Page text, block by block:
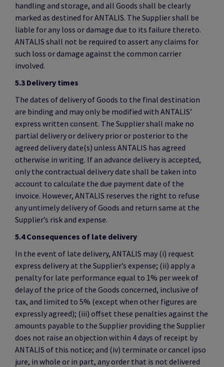
handling and storage, and all Goods shall be clearly
marked as destined for ANTALIS. The Supplier shall be
liable for any loss or damage due to its failure thereto.
ANTALIS shall not be required to assert any claims for
such loss or damage against the common carrier
involved.
5.3 Delivery times
The dates of delivery of Goods to the final destination
are binding and may only be modified with ANTALIS’
express written consent. The Supplier shall make no
partial delivery or delivery prior or posterior to the
agreed delivery date(s) unless ANTALIS has agreed
otherwise in writing. If an advance delivery is accepted,
only the contractual delivery date shall be taken into
account to calculate the due payment date of the
invoice. However, ANTALIS reserves the right to refuse
any untimely delivery of Goods and return same at the
Supplier’s risk and expense.
5.4 Consequences of late delivery
In the event of late delivery, ANTALIS may (i) request
express delivery at the Supplier’s expense; (ii) apply a
penalty for late performance equal to 1% per week of
delay of the price of the Goods concerned, inclusive of
tax, and limited to 5% (except when other figures are
expressly agreed); (iii) offset these penalties against the
amounts payable to the Supplier providing the Supplier
does not raise an objection within 4 days of receipt by
ANTALIS of this notice; and (iv) terminate or cancel ipso
jure, in whole or in part, any order that is not delivered